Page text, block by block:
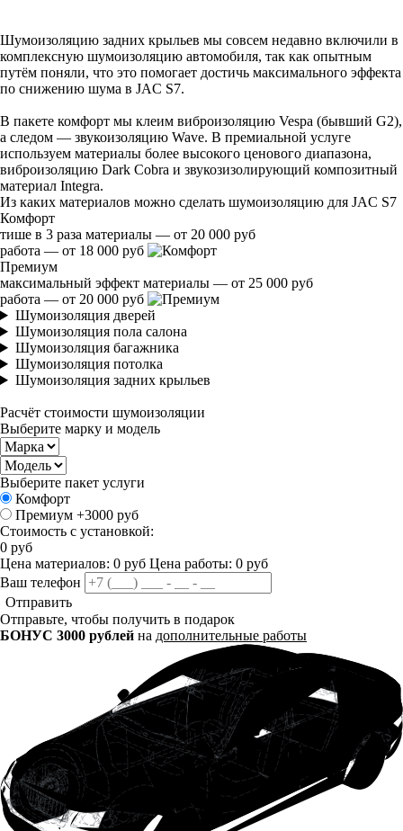
Шумоизоляцию задних крыльев мы совсем недавно включили в
комплексную шумоизоляцию автомобиля, так как опытным
путём поняли, что это помогает достичь максимального эффекта
по снижению шума в JAC S7.
В пакете комфорт мы клеим виброизоляцию Vespa (бывший G2),
а следом — звукоизоляцию Wave. В премиальной услуге
используем материалы более высокого ценового диапазона,
виброизоляцию Dark Cobra и звукозизолирующий композитный
материал Integra.
Из каких материалов можно сделать шумоизоляцию для JAC S7
Комфорт
тише в 3 раза материалы — от 20 000 руб
работа — от 18 000 руб
Премиум
максимальный эффект материалы — от 25 000 руб
работа — от 20 000 руб
Шумоизоляция дверей
Шумоизоляция пола салона
Шумоизоляция багажника
Шумоизоляция потолка
Шумоизоляция задних крыльев
Расчёт стоимости шумоизоляции
Выберите марку и модель
Выберите пакет услуги
Комфорт
Премиум +3000 руб
Стоимость с установкой:
0 руб
Цена материалов: 0 руб Цена работы: 0 руб
Ваш телефон
Отправить
Отправьте, чтобы получить в подарок
БОНУС 3000 рублей на дополнительные работы